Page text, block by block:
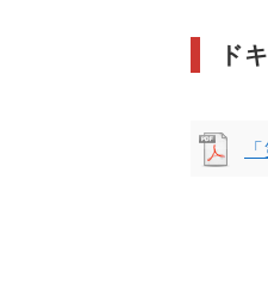
ド